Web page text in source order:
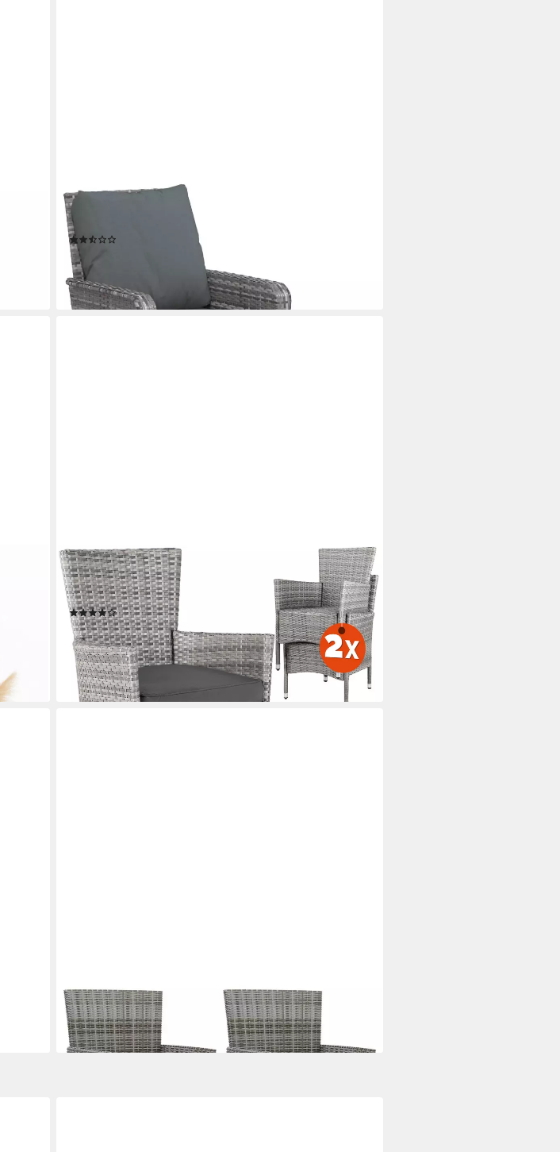
VIDAXL
Gartenstuhl Gartenstuhl mit Fußhocker Grau Poly Rattan (1
St)
ab 127,99 €
lieferbar - in 4-5 Werktagen bei dir
CASARIA
Gartenstuhl (2 St), Polyrattan 2er Set Stapelbar 7cm
Auflagen 160kg Belastbarkeit
(11)
149,95 €
lieferbar - in 3-4 Werktagen bei dir
Grau (2 St)
94,99 €
lieferbar - in 4-5 Werktagen bei dir